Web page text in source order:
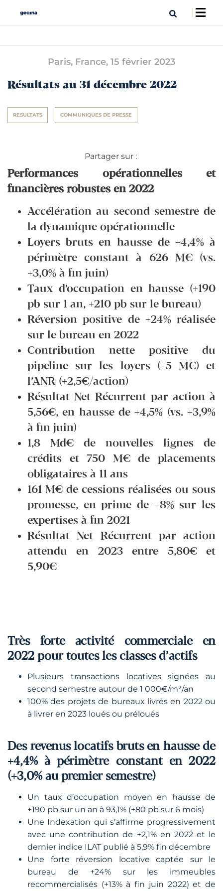
Paris, France, 15 février 2023
Résultats au 31 décembre 2022
RESULTATS COMMUNIQUES DE PRESSE
Partager sur :
Performances opérationnelles et
financières robustes en 2022
Accélération au second semestre de
la dynamique opérationnelle
Loyers bruts en hausse de +4,4% à
périmètre constant à 626 M€ (vs.
+3,0% à fin juin)
Taux d’occupation en hausse (+190
pb sur 1 an, +210 pb sur le bureau)
Réversion positive de +24% réalisée
sur le bureau en 2022
Contribution nette positive du
pipeline sur les loyers (+5 M€) et
l’ANR (+2,5€/action)
Résultat Net Récurrent par action à
5,56€, en hausse de +4,5% (vs. +3,9%
à fin juin)
1,8 Md€ de nouvelles lignes de
crédits et 750 M€ de placements
obligataires à 11 ans
161 M€ de cessions réalisées ou sous
promesse, en prime de +8% sur les
expertises à fin 2021
Résultat Net Récurrent par action
attendu en 2023 entre 5,80€ et
5,90€
Très forte activité commerciale en
2022 pour toutes les classes d’actifs
Plusieurs transactions locatives signées au
second semestre autour de 1 000€/m²/an
100% des projets de bureaux livrés en 2022 ou
à livrer en 2023 loués ou préloués
Des revenus locatifs bruts en hausse de
+4,4% à périmètre constant en 2022
(+3,0% au premier semestre)
Un taux d’occupation moyen en hausse de
+190 pb sur un an à 93,1% (+80 pb sur 6 mois)
Une Indexation qui s’affirme progressivement
avec une contribution de +2,1% en 2022 et le
dernier indice ILAT publié à 5,9% fin décembre
Une forte réversion locative captée sur le
bureau de +24% sur les immeubles
recommercialisés (+13% à fin juin 2022) et de